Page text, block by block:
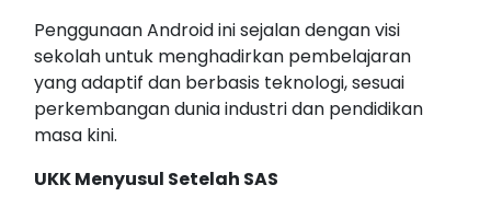
Penggunaan Android ini sejalan dengan visi
sekolah untuk menghadirkan pembelajaran
yang adaptif dan berbasis teknologi, sesuai
perkembangan dunia industri dan pendidikan
masa kini.
UKK Menyusul Setelah SAS